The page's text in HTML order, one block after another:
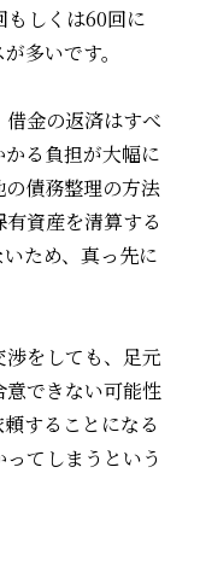
もしくは60回に
多いです。
金の返済はすべ
る負担が大幅に
債務整理の方法
資産を清算する
ため、真っ先に
をしても、足元
できない可能性
することになる
てしまうという